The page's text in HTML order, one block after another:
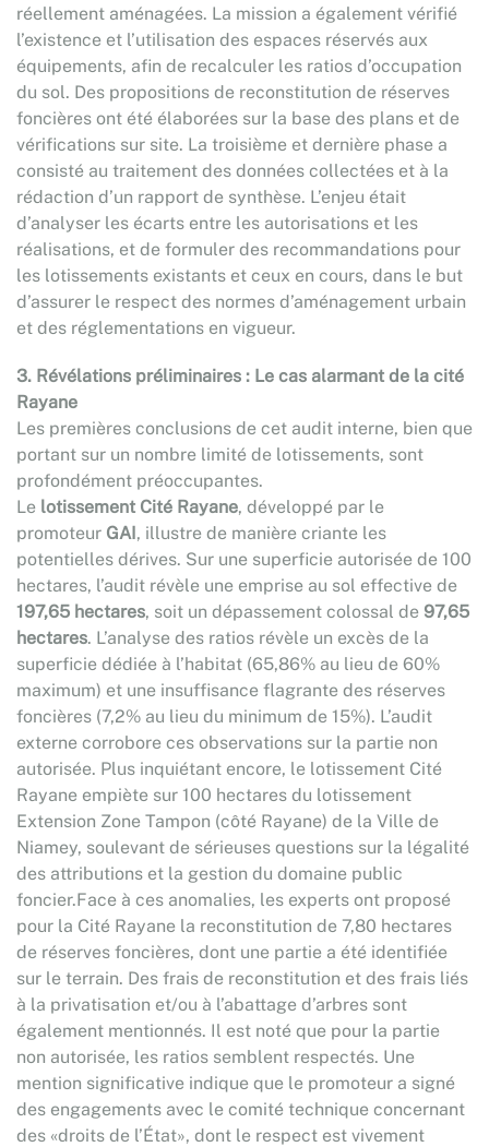
réellement aménagées. La mission a également vérifié
l’existence et l’utilisation des espaces réservés aux
équipements, afin de recalculer les ratios d’occupation
du sol. Des propositions de reconstitution de réserves
foncières ont été élaborées sur la base des plans et de
vérifications sur site. La troisième et dernière phase a
consisté au traitement des données collectées et à la
rédaction d’un rapport de synthèse. L’enjeu était
d’analyser les écarts entre les autorisations et les
réalisations, et de formuler des recommandations pour
les lotissements existants et ceux en cours, dans le but
d’assurer le respect des normes d’aménagement urbain
et des réglementations en vigueur.
3. Révélations préliminaires : Le cas alarmant de la cité
Rayane
Les premières conclusions de cet audit interne, bien que
portant sur un nombre limité de lotissements, sont
profondément préoccupantes.
Le lotissement Cité Rayane, développé par le
promoteur GAI, illustre de manière criante les
potentielles dérives. Sur une superficie autorisée de 100
hectares, l’audit révèle une emprise au sol effective de
197,65 hectares, soit un dépassement colossal de 97,65
hectares. L’analyse des ratios révèle un excès de la
superficie dédiée à l’habitat (65,86% au lieu de 60%
maximum) et une insuffisance flagrante des réserves
foncières (7,2% au lieu du minimum de 15%). L’audit
externe corrobore ces observations sur la partie non
autorisée. Plus inquiétant encore, le lotissement Cité
Rayane empiète sur 100 hectares du lotissement
Extension Zone Tampon (côté Rayane) de la Ville de
Niamey, soulevant de sérieuses questions sur la légalité
des attributions et la gestion du domaine public
foncier.Face à ces anomalies, les experts ont proposé
pour la Cité Rayane la reconstitution de 7,80 hectares
de réserves foncières, dont une partie a été identifiée
sur le terrain. Des frais de reconstitution et des frais liés
à la privatisation et/ou à l’abattage d’arbres sont
également mentionnés. Il est noté que pour la partie
non autorisée, les ratios semblent respectés. Une
mention significative indique que le promoteur a signé
des engagements avec le comité technique concernant
des «droits de l’État», dont le respect est vivement